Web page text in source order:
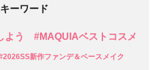
キーワード
よう #MAQUIAベストコスメ
新作ファンデ＆ベースメイク